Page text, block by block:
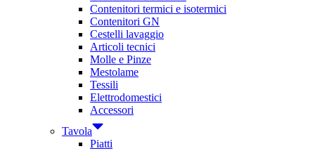
Contenitori termici e isotermici
Contenitori GN
Cestelli lavaggio
Articoli tecnici
Molle e Pinze
Mestolame
Tessili
Elettrodomestici
Accessori
Tavola
Piatti